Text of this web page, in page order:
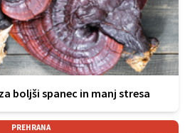
boljši spanec in manj stresa
PREHRANA